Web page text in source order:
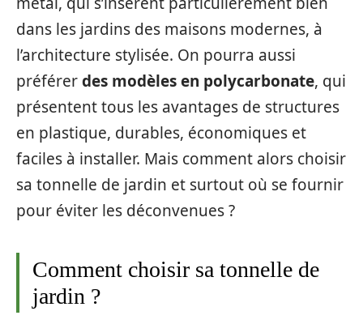
dans les jardins des maisons modernes, à
l’architecture stylisée. On pourra aussi
préférerdes modèles en polycarbonate, qui
présentent tous les avantages de structures
en plastique, durables, économiques et
faciles à installer. Mais comment alors choisir
sa tonnelle de jardin et surtout où se fournir
pour éviter les déconvenues ?
Comment choisir sa tonnelle de
jardin ?